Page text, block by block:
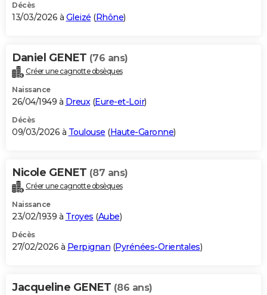
Décès
13/03/2026 à Gleizé (Rhône)
Daniel GENET (76 ans)
Créer une cagnotte obsèques
Naissance
26/04/1949 à Dreux(Eure-et-Loir)
Décès
09/03/2026 à Toulouse (Haute-Garonne)
Nicole GENET (87 ans)
Créer une cagnotte obsèques
Naissance
23/02/1939 à Troyes (Aube)
Décès
27/02/2026 à Perpignan (Pyrénées-Orientales)
Jacqueline GENET (86 ans)